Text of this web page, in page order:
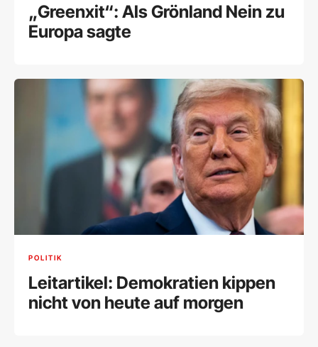
„Greenxit“: Als Grönland Nein zu
Europa sagte
POLITIK
Leitartikel: Demokratien kippen
nicht von heute auf morgen